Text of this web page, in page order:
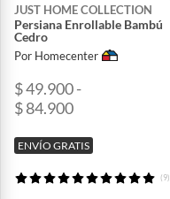
JUST HOME COLLECTION
Persiana Enrollable Bambú
Cedro
Por Homecenter
$ 49.900 -
$ 84.900
ENVÍO GRATIS
(9)